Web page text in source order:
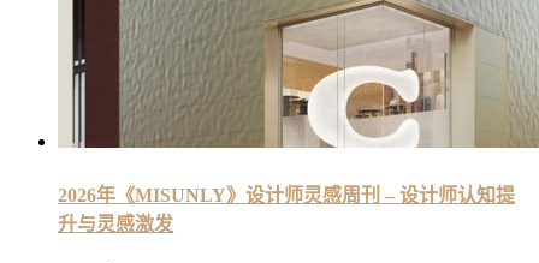
2026年《MISUNLY》设计师灵感周刊 – 设计师认知提
升与灵感激发